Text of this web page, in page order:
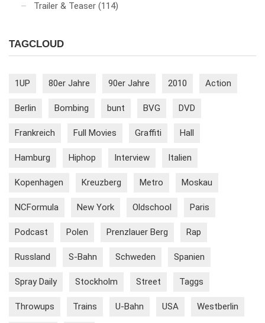
Trailer & Teaser (114)
TAGCLOUD
1UP 80er Jahre 90er Jahre 2010 Action
Berlin Bombing bunt BVG DVD
Frankreich Full Movies Graffiti Hall
Hamburg Hiphop Interview Italien
Kopenhagen Kreuzberg Metro Moskau
NCFormula New York Oldschool Paris
Podcast Polen Prenzlauer Berg Rap
Russland S-Bahn Schweden Spanien
Spray Daily Stockholm Street Taggs
Throwups Trains U-Bahn USA Westberlin